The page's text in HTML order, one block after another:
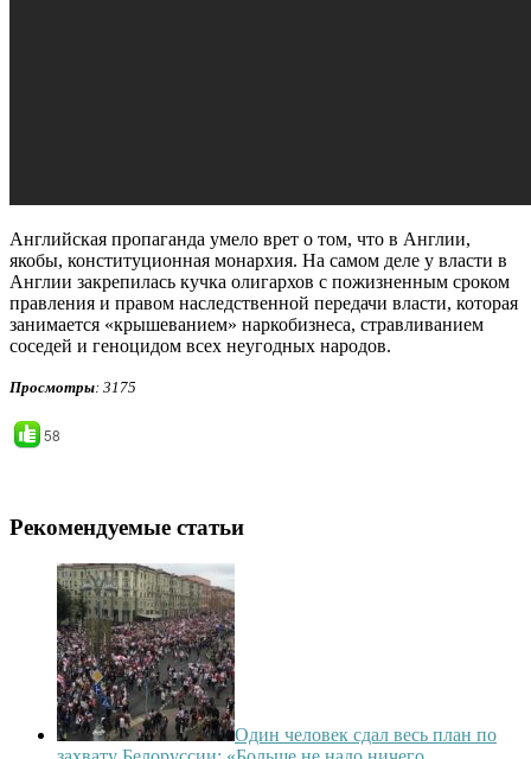
Английская пропаганда умело врет о том, что в Англии,
якобы, конституционная монархия. На самом деле у власти в
Англии закрепилась кучка олигархов с пожизненным сроком
правления и правом наследственной передачи власти, которая
занимается «крышеванием» наркобизнеса, стравливанием
соседей и геноцидом всех неугодных народов.
Просмотры: 3175
58
Рекомендуемые статьи
Один человек сдал весь план по